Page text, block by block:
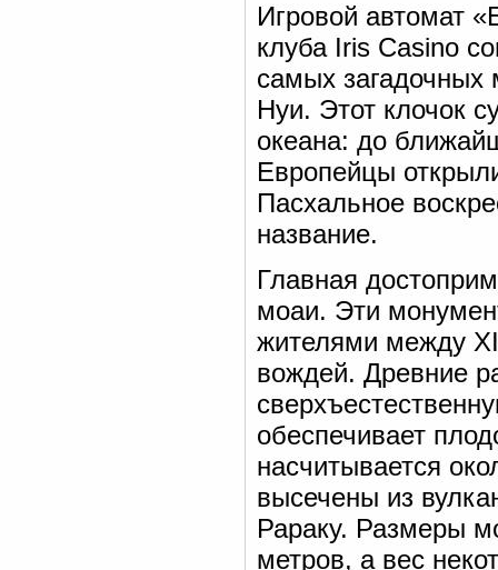
Игровой автомат
клуба Iris Сasino
самых
Нуи. Этот клочок
океана: до
Европейцы
Пасхальное
название.
Главная
моаи. Эти
жителями между
вождей. Древние
обеспечивает
насчитывается
высечены из
Рараку. Размеры
метров, а вес